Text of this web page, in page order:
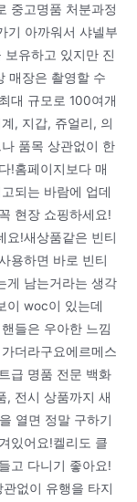
중고명품 처분과정
기 아까워서 샤넬부
유하고 있지만 진
매장은 촬영할 수
대 규모로 100여개
, 지갑, 쥬얼리, 의
품목 상관없이 한
!홈페이지보다 매
되는 바람에 업데
현장 쇼핑하세요!
요!새상품같은 빈티
용하면 바로 빈티
게 남는거라는 생각
이 woc이 있는데
들은 우아한 느낌
더라구요에르메스
급 명품 전문 백화
, 전시 상품까지 새
열면 정말 구하기
있어요!켈리도 클
고 다니기 좋아요!
없이 유행을 타지